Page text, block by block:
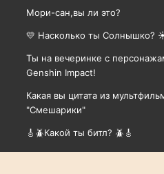
Мори-сан,вы ли это?
💛 Насколько ты Солнышко?
Ты на вечеринке с
Genshin Impact!
Какая вы цитата из
"Смешарики"
🎸🪲Какой ты битл? 🪲🎸
Любимые мультяшки по